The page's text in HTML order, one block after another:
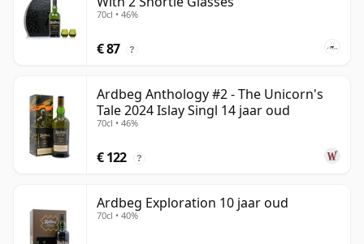
70cl • 46%
€ 87 ?
Ardbeg Anthology #2 - The Unicorn's
Tale 2024 Islay Singl 14 jaar oud
70cl • 46%
€ 122 ?
Ardbeg Exploration 10 jaar oud
70cl • 40%